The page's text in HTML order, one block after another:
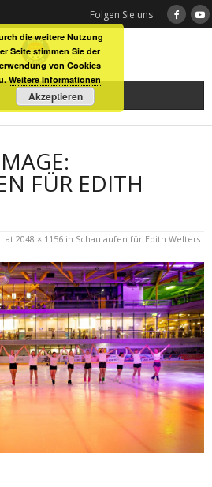
Folgen Sie uns
FÜR EDITH
at 2048 × 1156 in Schaulaufen für Edith Welters
die weitere Nutzung
Seite stimmen Sie der
von Cookies
Weitere Informationen
Akzeptieren